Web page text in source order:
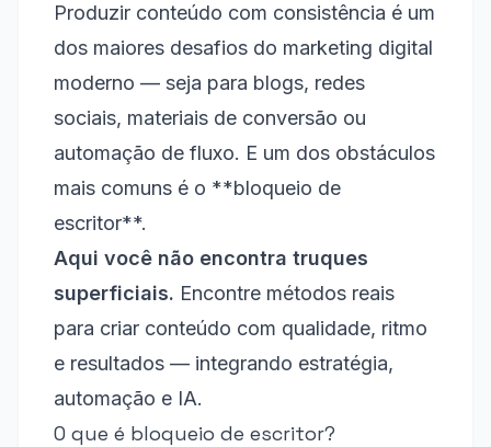
Produzir conteúdo com consistência é um
dos maiores desafios do marketing digital
moderno — seja para blogs, redes
sociais, materiais de conversão ou
automação de fluxo. E um dos obstáculos
mais comuns é o **bloqueio de
escritor**.
Aqui você não encontra truques
superficiais. Encontre métodos reais
para criar conteúdo com qualidade, ritmo
e resultados — integrando estratégia,
automação e IA.
O que é bloqueio de escritor?